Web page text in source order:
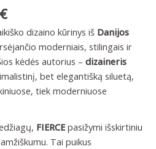
€
dizaino kūrinys iš Danijos
moderniais, stilingais ir
kėdės autorius – dizaineris
bet elegantišką siluetą,
tiek moderniuose
FIERCE pasižymi išskirtiniu
Tai puikus